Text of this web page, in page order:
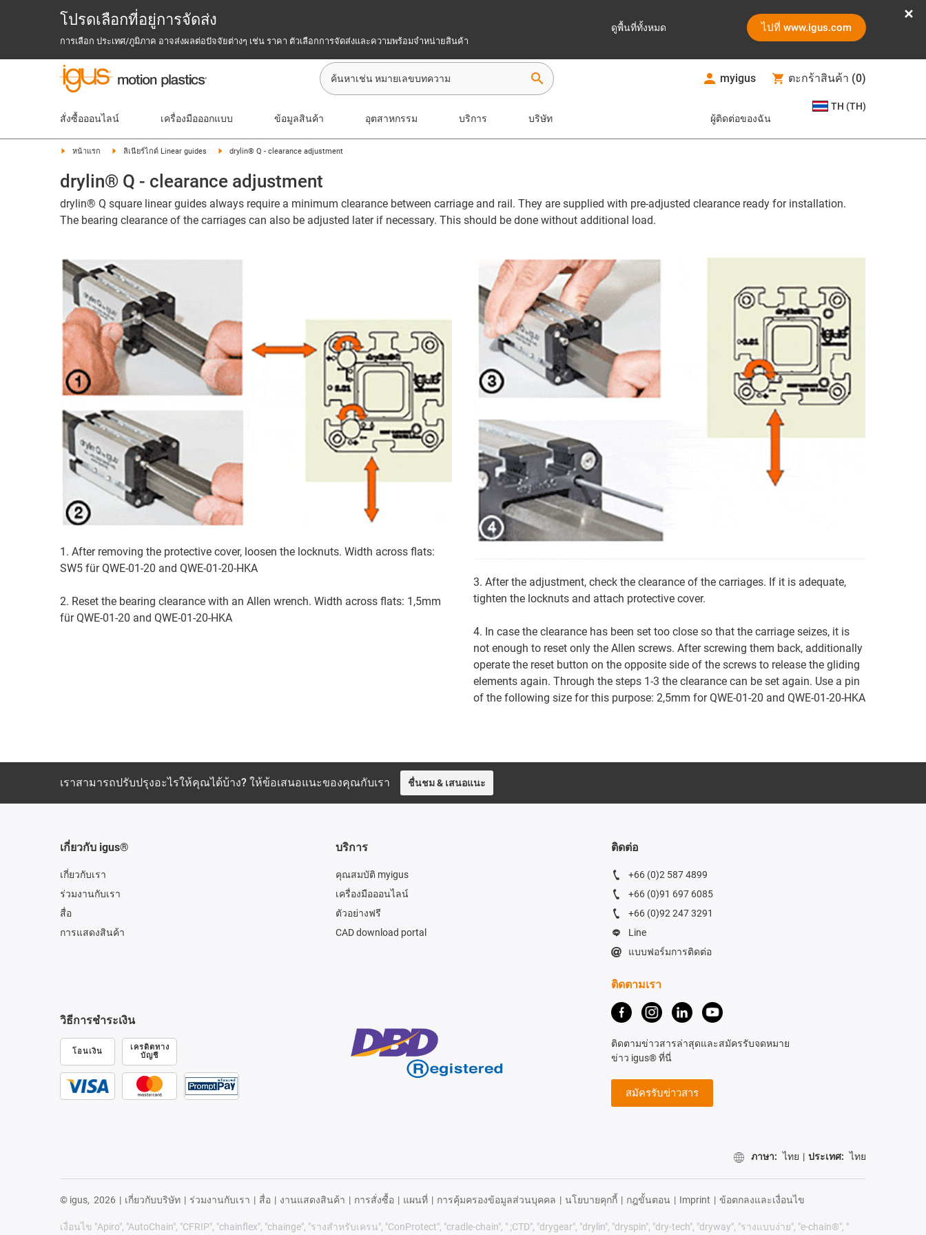
โปรดเลือกที่อยู่การจัดส่ง
การเลือก ประเทศ/ภูมิภาค อาจส่งผลต่อปัจจัยต่างๆ เช่น ราคา ตัวเลือกการจัดส่งและความพร้อมจำหน่ายสินค้า
ดูพื้นที่ทั้งหมด ไปที่ www.igus.com
search myigus ตะกร้าสินค้า (0)
สั่งซื้อออนไลน์ เครื่องมือออกแบบ ข้อมูลสินค้า อุตสาหกรรม บริการ บริษัท ผู้ติดต่อของฉัน
TH (TH)
หน้าแรก ลิเนียร์ไกด์ Linear guides drylin® Q - clearance adjustment
drylin® Q - clearance adjustment
drylin® Q square linear guides always require a minimum clearance between carriage and rail. They are supplied with pre-adjusted clearance ready for installation.
The bearing clearance of the carriages can also be adjusted later if necessary. This should be done without additional load.
1. After removing the protective cover, loosen the locknuts. Width across flats:
SW5 für QWE-01-20 and QWE-01-20-HKA
2. Reset the bearing clearance with an Allen wrench. Width across flats: 1,5mm
für QWE-01-20 and QWE-01-20-HKA
3. After the adjustment, check the clearance of the carriages. If it is adequate,
tighten the locknuts and attach protective cover.
4. In case the clearance has been set too close so that the carriage seizes, it is
not enough to reset only the Allen screws. After screwing them back, additionally
operate the reset button on the opposite side of the screws to release the gliding
elements again. Through the steps 1-3 the clearance can be set again. Use a pin
of the following size for this purpose: 2,5mm for QWE-01-20 and QWE-01-20-HKA
เราสามารถปรับปรุงอะไรให้คุณได้บ้าง? ให้ข้อเสนอแนะของคุณกับเรา ชื่นชม & เสนอแนะ
เกี่ยวกับ igus®
เกี่ยวกับเรา
ร่วมงานกับเรา
สื่อ
การแสดงสินค้า
บริการ
คุณสมบัติ myigus
เครื่องมือออนไลน์
ตัวอย่างฟรี
CAD download portal
ติดต่อ
+66 (0)2 587 4899
+66 (0)91 697 6085
+66 (0)92 247 3291
Line
แบบฟอร์มการติดต่อ
วิธีการชำระเงิน
โอนเงิน
เครดิตทาง
บัญชี
ติดตามเรา
ติดตามข่าวสารล่าสุดและสมัครรับจดหมาย
ข่าว igus® ที่นี่
สมัครรับข่าวสาร
ภาษา: ไทย | ประเทศ: ไทย
© igus, 2026 | เกี่ยวกับบริษัท | ร่วมงานกับเรา | สื่อ | งานแสดงสินค้า | การสั่งซื้อ | แผนที่ | การคุ้มครองข้อมูลส่วนบุคคล | นโยบายคุกกี้ | กฎขั้นตอน | Imprint | ข้อตกลงและเงื่อนไข
เงื่อนไข "Apiro", "AutoChain", "CFRIP", "chainflex", "chainge", "รางสำหรับเครน", "ConProtect", "cradle-chain", " ;CTD", "drygear", "drylin", "dryspin", "dry-tech", "dryway", "รางแบบง่าย", "e-chain®", "